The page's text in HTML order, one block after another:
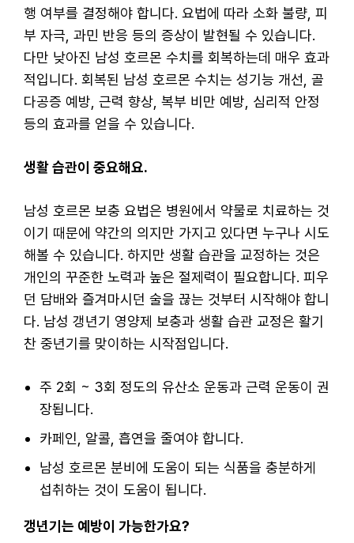
행 여부를 결정해야 합니다. 요법에 따라 소화 불량, 피
부 자극, 과민 반응 등의 증상이 발현될 수 있습니다.
다만 낮아진 남성 호르몬 수치를 회복하는데 매우 효과
적입니다. 회복된 남성 호르몬 수치는 성기능 개선, 골
다공증 예방, 근력 향상, 복부 비만 예방, 심리적 안정
등의 효과를 얻을 수 있습니다.
생활 습관이 중요해요.
남성 호르몬 보충 요법은 병원에서 약물로 치료하는 것
이기 때문에 약간의 의지만 가지고 있다면 누구나 시도
해볼 수 있습니다. 하지만 생활 습관을 교정하는 것은
개인의 꾸준한 노력과 높은 절제력이 필요합니다. 피우
던 담배와 즐겨마시던 술을 끊는 것부터 시작해야 합니
다. 남성 갱년기 영양제 보충과 생활 습관 교정은 활기
찬 중년기를 맞이하는 시작점입니다.
주 2회 ~ 3회 정도의 유산소 운동과 근력 운동이 권
장됩니다.
카페인, 알콜, 흡연을 줄여야 합니다.
남성 호르몬 분비에 도움이 되는 식품을 충분하게
섭취하는 것이 도움이 됩니다.
갱년기는 예방이 가능한가요?